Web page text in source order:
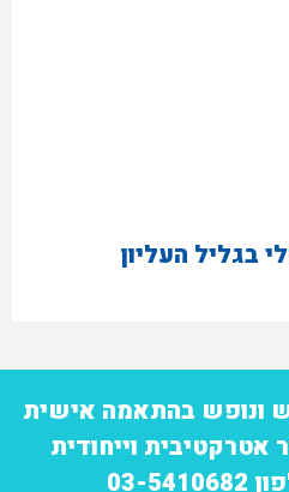
בגליל העליון
ונופש בהתאמה אישית
וייחודית